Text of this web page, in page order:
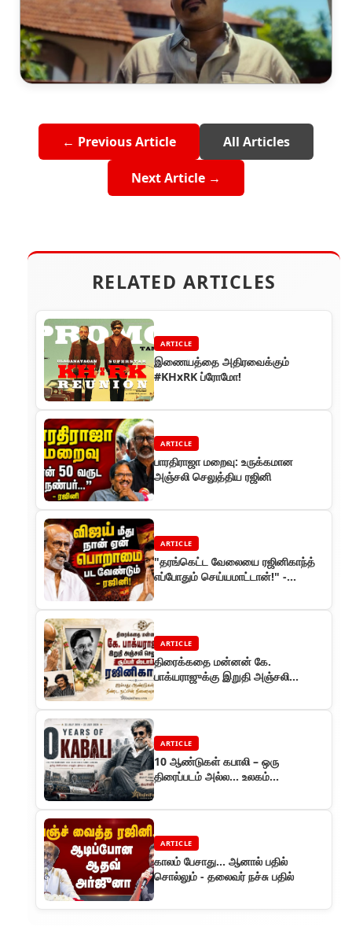
← Previous Article All Articles
Next Article →
RELATED ARTICLES
ARTICLE
இணையத்தை அதிரவைக்கும்
#KHxRK ப்ரோமோ!
ARTICLE
பாரதிராஜா மறைவு: உருக்கமான
அஞ்சலி செலுத்திய ரஜினி
ARTICLE
"தரங்கெட்ட வேலையை ரஜினிகாந்த்
எப்போதும் செய்யமாட்டான்!" -
ARTICLE
திரைக்கதை மன்னன் கே.
பாக்யராஜுக்கு இறுதி அஞ்சலி
ARTICLE
10 ஆண்டுகள் கபாலி – ஒரு
திரைப்படம் அல்ல... உலகம்
ARTICLE
காலம் பேசாது… ஆனால் பதில்
சொல்லும் - தலைவர் நச்சு பதில்